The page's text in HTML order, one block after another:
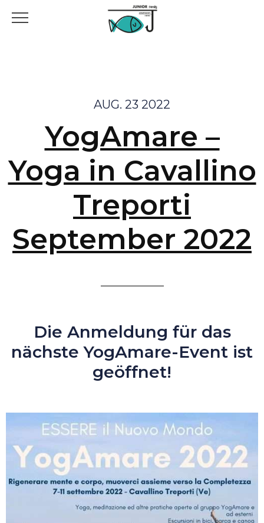
AUG. 23 2022
YogAmare –
Yoga in Cavallino
Treporti
September 2022
Die Anmeldung für das
nächste YogAmare-Event ist
geöffnet!